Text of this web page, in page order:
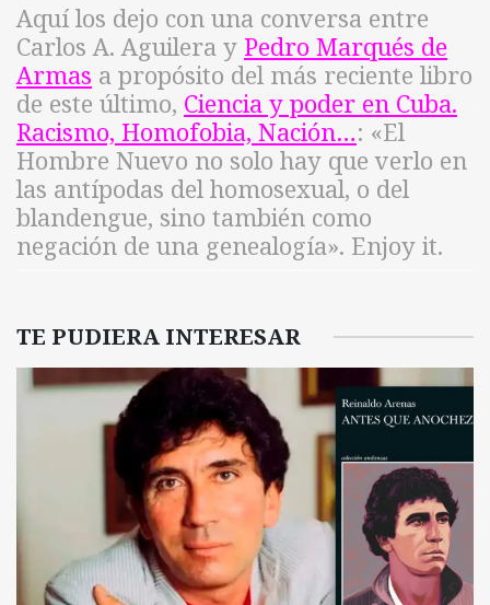
Aquí los dejo con una conversa entre
Carlos A. Aguilera y Pedro Marqués de
Armas a propósito del más reciente libro
de este último, Ciencia y poder en Cuba.
Racismo, Homofobia, Nación…: «El
Hombre Nuevo no solo hay que verlo en
las antípodas del homosexual, o del
blandengue, sino también como
negación de una genealogía». Enjoy it.
TE PUDIERA INTERESAR